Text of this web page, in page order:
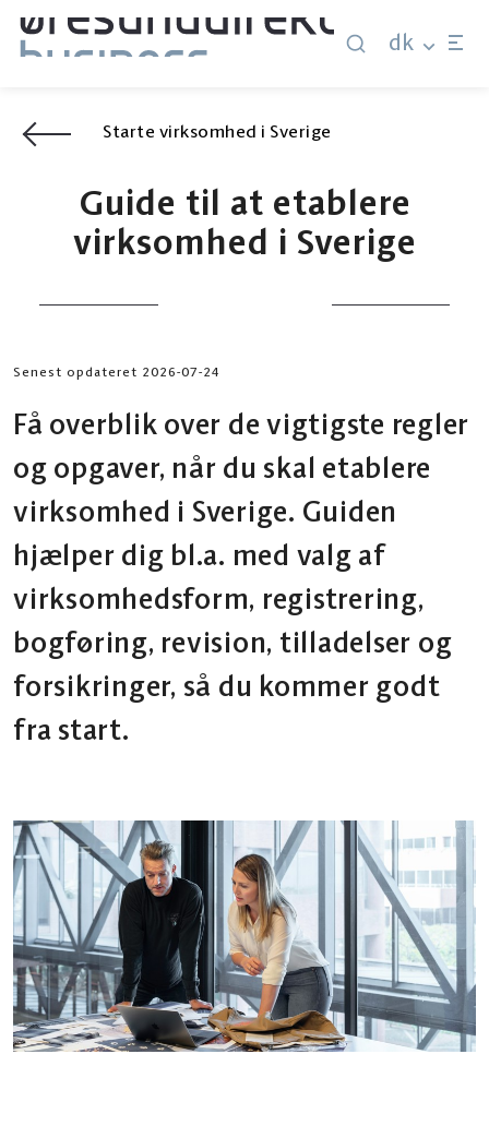
dk
Starte virksomhed i Sverige
Guide til at etablere
virksomhed i Sverige
Senest opdateret 2026-07-24
Få overblik over de vigtigste regler
og opgaver, når du skal etablere
virksomhed i Sverige. Guiden
hjælper dig bl.a. med valg af
virksomhedsform, registrering,
bogføring, revision, tilladelser og
forsikringer, så du kommer godt
fra start.